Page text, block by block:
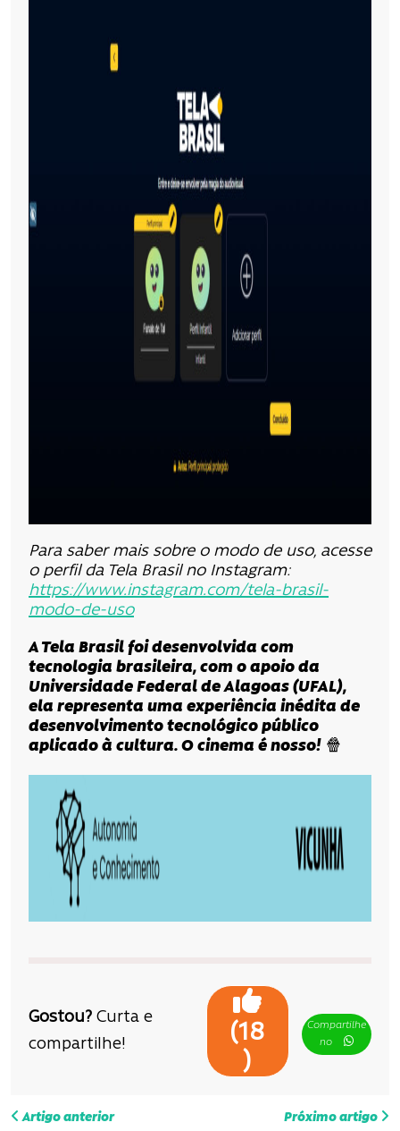
Para saber mais sobre o modo de uso, acesse
o perfil da Tela Brasil no Instagram:
https://www.instagram.com/tela-brasil-
modo-de-uso
A Tela Brasil foi desenvolvida com
tecnologia brasileira, com o apoio da
Universidade Federal de Alagoas (UFAL),
ela representa uma experiência inédita de
desenvolvimento tecnológico público
aplicado à cultura. O cinema é nosso!🍿
Gostou? Curta e
compartilhe!
(18
)
Compartilhe
no
N
Artigo anterior Próximo artigo